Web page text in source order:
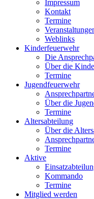
Impressum
Kontakt
Termine
Weblinks
Kinderfeuerwehr
Die
Über die
Termine
Jugendfeuerwehr
Über die
Termine
Altersabteilung
Über die
Termine
Aktive
Kommando
Termine
Mitglied werden